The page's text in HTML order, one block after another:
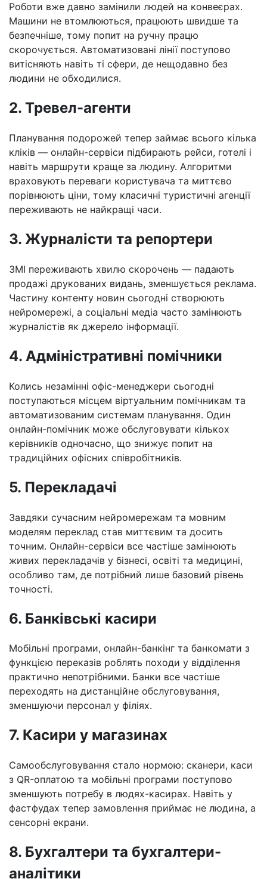
Роботи вже давно замінили людей на конвеєрах.
Машини не втомлюються, працюють швидше та
безпечніше, тому попит на ручну працю
скорочується. Автоматизовані лінії поступово
витісняють навіть ті сфери, де нещодавно без
людини не обходилися.
2. Тревел-агенти
Планування подорожей тепер займає всього кілька
кліків — онлайн-сервіси підбирають рейси, готелі і
навіть маршрути краще за людину. Алгоритми
враховують переваги користувача та миттєво
порівнюють ціни, тому класичні туристичні агенції
переживають не найкращі часи.
3. Журналісти та репортери
ЗМІ переживають хвилю скорочень — падають
продажі друкованих видань, зменшується реклама.
Частину контенту новин сьогодні створюють
нейромережі, а соціальні медіа часто замінюють
журналістів як джерело інформації.
4. Адміністративні помічники
Колись незамінні офіс-менеджери сьогодні
поступаються місцем віртуальним помічникам та
автоматизованим системам планування. Один
онлайн-помічник може обслуговувати кількох
керівників одночасно, що знижує попит на
традиційних офісних співробітників.
5. Перекладачі
Завдяки сучасним нейромережам та мовним
моделям переклад став миттєвим та досить
точним. Онлайн-сервіси все частіше замінюють
живих перекладачів у бізнесі, освіті та медицині,
особливо там, де потрібний лише базовий рівень
точності.
6. Банківські касири
Мобільні програми, онлайн-банкінг та банкомати з
функцією переказів роблять походи у відділення
практично непотрібними. Банки все частіше
переходять на дистанційне обслуговування,
зменшуючи персонал у філіях.
7. Касири у магазинах
Самообслуговування стало нормою: сканери, каси
з QR-оплатою та мобільні програми поступово
зменшують потребу в людях-касирах. Навіть у
фастфудах тепер замовлення приймає не людина, а
сенсорні екрани.
8. Бухгалтери та бухгалтери-
аналітики